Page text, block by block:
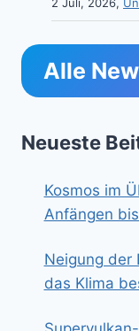
2 Juli, 2026,
Alle
Neueste
Kosmos im
Anfängen
Neigung der
das Klima